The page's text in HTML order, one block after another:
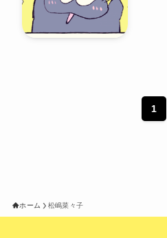
1
ホーム 松嶋菜々子